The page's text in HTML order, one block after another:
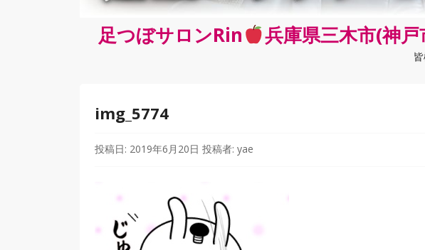
足つぼサロンRin 兵庫県三木市(神
img_5774
投稿日: 2019年6月20日 投稿者:yae